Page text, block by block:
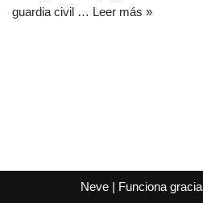
guardia civil … Leer más »
Neve| Funciona